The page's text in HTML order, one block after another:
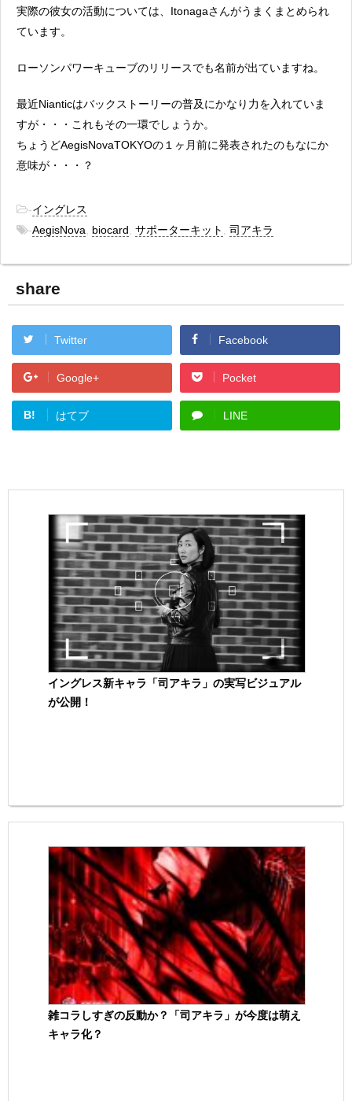
実際の彼女の活動については、Itonagaさんがうまくまとめられ
ています。
ローソンパワーキューブのリリースでも名前が出ていますね。
最近Nianticはバックストーリーの普及にかなり力を入れていま
すが・・・これもその一環でしょうか。
ちょうどAegisNovaTOKYOの１ヶ月前に発表されたのもなにか
意味が・・・？
-イングレス
-AegisNova biocard サポーターキット 司アキラ
share
Twitter Facebook
Google+ Pocket
B! はてブ LINE
イングレス新キャラ「司アキラ」の実写ビジュアル
が公開！
雑コラしすぎの反動か？「司アキラ」が今度は萌え
キャラ化？